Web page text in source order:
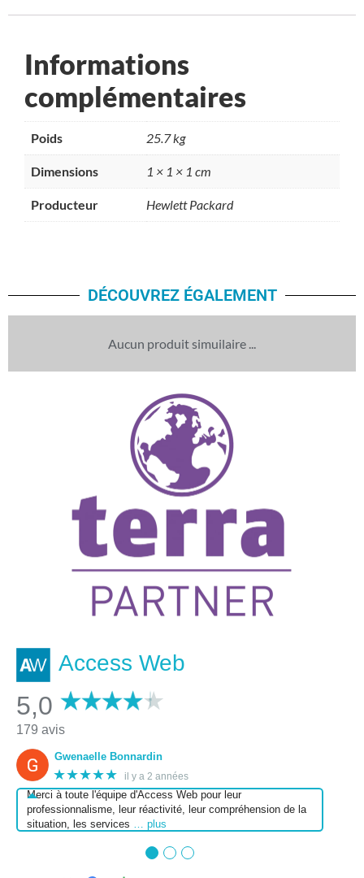
Informations
complémentaires
Poids 25.7 kg
Dimensions 1 × 1 × 1 cm
Producteur Hewlett Packard
DÉCOUVREZ ÉGALEMENT
Aucun produit simuilaire ...
Access Web
5,0
179 avis
Gwenaelle Bonnardin
★★★★★ il y a 2 années
Merci à toute l'équipe d'Access Web pour leur
professionnalisme, leur réactivité, leur compréhension de la
situation, les services … plus
● ● ●